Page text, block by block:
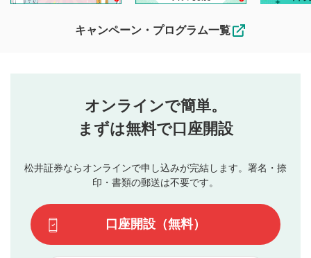
投稿するボタン
星で評価をすると投稿できます。（お名前とコメント
3
動画の評価
です）
待ちしております。
なお、投稿をもって、本注意事項に同意されたものとみなし
行ってください。
当社は、利用者同士、もしくは利用者と第三者間のトラ
ブルによって生じた損害に対して一切の責任を負いませ
評価およびコメントは当社にて審査のうえ、掲載となり
ます。掲載されるまでに日数がかかる場合や掲載されない
てはお答えできません。各動画コンテンツへの掲載をもっ
て結果のご連絡といたします。ご了承ください。
下記の項目に該当すると判断された投稿内容は、掲載を
見合わせる場合がございます。
キャンペーン・プログラム一覧
オンラインで簡単。
まずは無料で口座開設
松井証券ならオンラインで申し込みが完結します。署名・捺
印・書類の郵送は不要です。
口座開設（無料）